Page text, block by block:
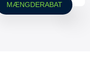
MÆNGDERABAT